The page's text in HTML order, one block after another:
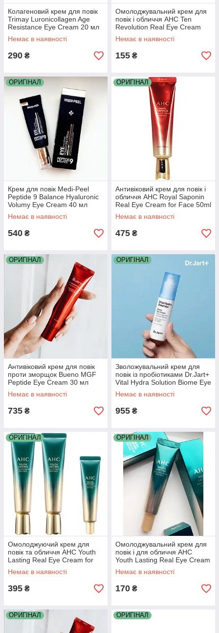
Колагеновий крем для повік
Trimay Luronicollagen Age
Resistance Eye Cream 20 мл
Немає в наявності
290 ₴
Омолоджувальний крем для
повік і обличчя AHC Ten
Revolution Real Eye Cream
For Face 12 ml
Немає в наявності
155 ₴
ОРИГІНАЛ
Крем для повік Medi-Peel
Peptide 9 Balance Hyaluronic
Volumy Eye Cream 40 мл
Немає в наявності
540 ₴
ОРИГІНАЛ
Антивіковий крем для повік і
обличчя AHC Royal Saponin
Real Eye Cream for Face 50ml
Немає в наявності
475 ₴
ОРИГІНАЛ
Антивіковий крем для повік
проти зморщок Bueno MGF
Peptide Eye Cream 30 мл
Немає в наявності
735 ₴
ОРИГІНАЛ
Зволожувальний крем для
повік із пробіотиками Dr.Jart+
Vital Hydra Solution Biome Eye
Cream 20 мл
Немає в наявності
955 ₴
ОРИГІНАЛ
Омолоджуючий крем для
повік та обличчя AHC Youth
Lasting Real Eye Cream for
Face 30 мл
Немає в наявності
395 ₴
ОРИГІНАЛ
Омолоджувальний крем для
повік і для обличчя AHC
Youth Lasting Real Eye Cream
for Face 12 мл
Немає в наявності
170 ₴
ОРИГІНАЛ ОРИГІНАЛ